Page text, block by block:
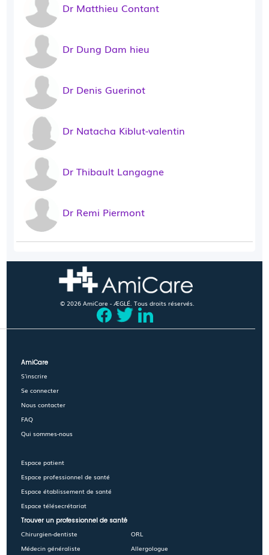
Dr Matthieu Contant
Dr Dung Dam hieu
Dr Denis Guerinot
Dr Natacha Kiblut-valentin
Dr Thibault Langagne
Dr Remi Piermont
© 2026 AmiCare - ÆGLÉ. Tous droits réservés.
AmiCare
S'inscrire
Se connecter
Nous contacter
FAQ
Qui sommes-nous
Espace patient
Espace professionnel de santé
Espace établissement de santé
Espace télésecrétariat
Trouver un professionnel de santé
Chirurgien-dentiste
Médecin généraliste
ORL
Allergologue